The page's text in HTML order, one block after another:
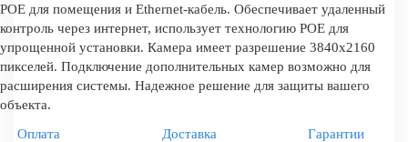
POE для помещения и Ethernet-кабель. Обеспечивает удаленный
контроль через интернет, использует технологию POE для
упрощенной установки. Камера имеет разрешение 3840x2160
пикселей. Подключение дополнительных камер возможно для
расширения системы. Надежное решение для защиты вашего
объекта.
Оплата
Доставка
Гарантии